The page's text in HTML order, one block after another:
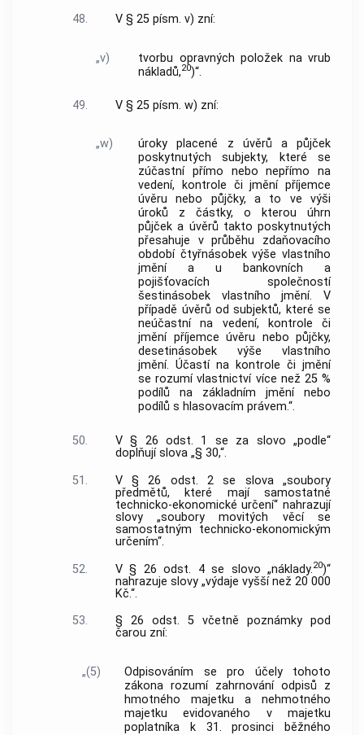
48.
V § 25 písm. v) zní:
„v)
tvorbu opravných položek na vrub
nákladů,20)“.
49. V § 25 písm. w) zní:
„w)
úroky placené z úvěrů a půjček
poskytnutých subjekty, které se
zúčastní přímo nebo nepřímo na
vedení, kontrole či jmění příjemce
úvěru nebo půjčky, a to ve výši
úroků z částky, o kterou úhrn
půjček a úvěrů takto poskytnutých
přesahuje v průběhu zdaňovacího
období čtyřnásobek výše vlastního
jmění a u bankovních a
pojišťovacích společností
šestinásobek vlastního jmění. V
případě úvěrů od subjektů, které se
neúčastní na vedení, kontrole či
jmění příjemce úvěru nebo půjčky,
desetinásobek výše vlastního
jmění. Účastí na kontrole či jmění
se rozumí vlastnictví více než 25 %
podílů na základním jmění nebo
podílů s hlasovacím právem.“.
50.
V § 26 odst. 1 se za slovo „podle“
doplňují slova „§ 30,“.
51.
V § 26 odst. 2 se slova „soubory
předmětů, které mají samostatné
technicko-ekonomické určení“ nahrazují
slovy „soubory movitých věcí se
samostatným technicko-ekonomickým
určením“.
52.
V § 26 odst. 4 se slovo „náklady.20)“
nahrazuje slovy „výdaje vyšší než 20 000
Kč.“.
53.
§ 26 odst. 5 včetně poznámky pod
čarou zní:
„(5)
Odpisováním se pro účely tohoto
zákona rozumí zahrnování odpisů z
hmotného majetku a nehmotného
majetku evidovaného v majetku
poplatníka k 31. prosinci běžného